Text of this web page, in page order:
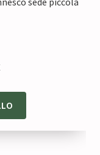
Il
attuale
è: